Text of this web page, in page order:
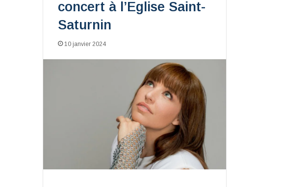
concert à l’Eglise Saint-
Saturnin
10 janvier 2024